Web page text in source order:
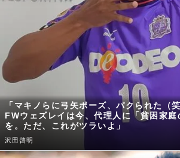
「マキノらに弓矢ポーズ、パクられた（
FWウェズレイは今、代理人に「貧困家
を。ただ、これがツラいよ」
沢田啓明